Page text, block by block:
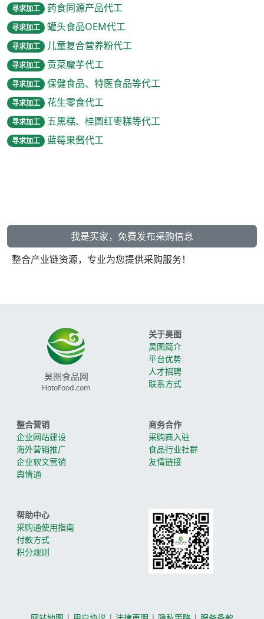
寻求加工 药食同源产品代工
寻求加工 罐头食品OEM代工
寻求加工 儿童复合营养粉代工
寻求加工 贡菜魔芋代工
寻求加工 保健食品、特医食品等代工
寻求加工 花生零食代工
寻求加工 五黑糕、桂圆红枣糕等代工
寻求加工 蓝莓果酱代工
我是买家，免费发布采购信息
整合产业链资源，专业为您提供采购服务！
昊图食品网
HotoFood.com
关于昊图
昊图简介
平台优势
人才招聘
联系方式
整合营销
企业网站建设
海外营销推广
企业软文营销
舆情通
商务合作
采购商入驻
食品行业社群
友情链接
帮助中心
采购通使用指南
付款方式
积分规则